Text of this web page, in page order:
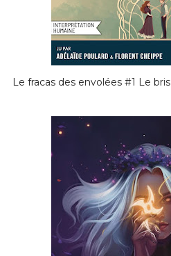
Le fracas des envolées #1 Le